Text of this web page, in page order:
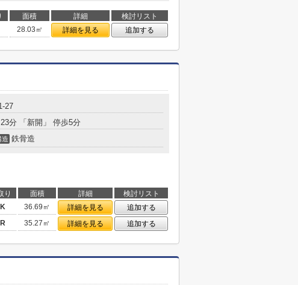
面積 詳細
検討リスト
28.03㎡ 詳細を見る 追加する
27
分 「新開」 停歩5分
造 鉄骨造
り 面積 詳細
検討リスト
36.69㎡ 詳細を見る
追加する
35.27㎡ 詳細を見る 追加する